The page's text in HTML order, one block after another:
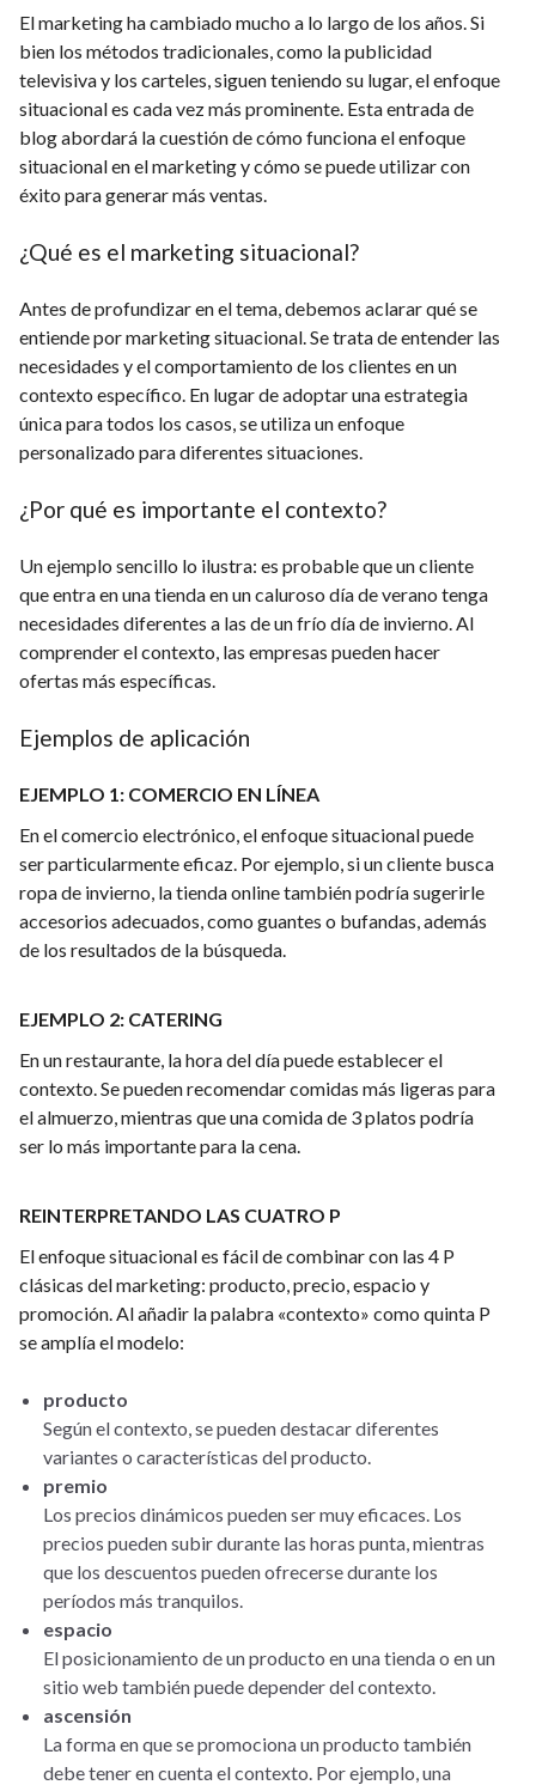
El marketing ha cambiado mucho a lo largo de los años. Si
bien los métodos tradicionales, como la publicidad
televisiva y los carteles, siguen teniendo su lugar, el enfoque
situacional es cada vez más prominente. Esta entrada de
blog abordará la cuestión de cómo funciona el enfoque
situacional en el marketing y cómo se puede utilizar con
éxito para generar más ventas.
¿Qué es el marketing situacional?
Antes de profundizar en el tema, debemos aclarar qué se
entiende por marketing situacional. Se trata de entender las
necesidades y el comportamiento de los clientes en un
contexto específico. En lugar de adoptar una estrategia
única para todos los casos, se utiliza un enfoque
personalizado para diferentes situaciones.
¿Por qué es importante el contexto?
Un ejemplo sencillo lo ilustra: es probable que un cliente
que entra en una tienda en un caluroso día de verano tenga
necesidades diferentes a las de un frío día de invierno. Al
comprender el contexto, las empresas pueden hacer
ofertas más específicas.
Ejemplos de aplicación
EJEMPLO 1: COMERCIO EN LÍNEA
En el comercio electrónico, el enfoque situacional puede
ser particularmente eficaz. Por ejemplo, si un cliente busca
ropa de invierno, la tienda online también podría sugerirle
accesorios adecuados, como guantes o bufandas, además
de los resultados de la búsqueda.
EJEMPLO 2: CATERING
En un restaurante, la hora del día puede establecer el
contexto. Se pueden recomendar comidas más ligeras para
el almuerzo, mientras que una comida de 3 platos podría
ser lo más importante para la cena.
REINTERPRETANDO LAS CUATRO P
El enfoque situacional es fácil de combinar con las 4 P
clásicas del marketing: producto, precio, espacio y
promoción. Al añadir la palabra «contexto» como quinta P
se amplía el modelo:
producto
Según el contexto, se pueden destacar diferentes
variantes o características del producto.
premio
Los precios dinámicos pueden ser muy eficaces. Los
precios pueden subir durante las horas punta, mientras
que los descuentos pueden ofrecerse durante los
períodos más tranquilos.
espacio
El posicionamiento de un producto en una tienda o en un
sitio web también puede depender del contexto.
ascensión
La forma en que se promociona un producto también
debe tener en cuenta el contexto. Por ejemplo, una